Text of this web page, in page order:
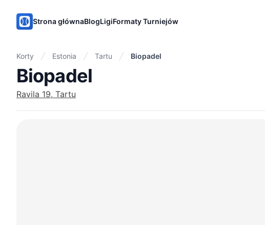
PadelMixStrona głównaBlogLigiFormaty Turniejów
Korty Estonia Tartu Biopadel
Biopadel
Ravila 19, Tartu